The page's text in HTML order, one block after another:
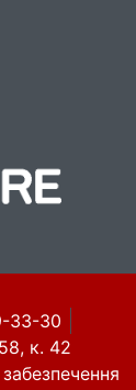
33-30
к. 42